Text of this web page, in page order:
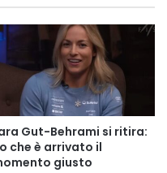
Gut-Behrami si ritira:
che è arrivato il
giusto